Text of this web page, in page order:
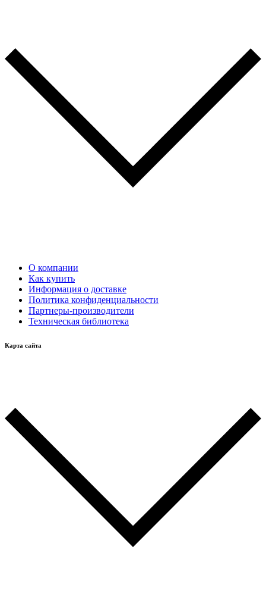
О компании
Как купить
Информация о доставке
Политика конфиденциальности
Партнеры-производители
Техническая библиотека
Карта сайта